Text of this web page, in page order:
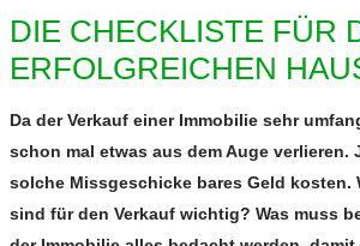
DIE CHECKLISTE FÜR
ERFOLGREICHEN
Da der Verkauf einer Immobilie sehr
schon mal etwas aus dem Auge verlieren.
solche Missgeschicke bares Geld kosten.
sind für den Verkauf wichtig? Was muss